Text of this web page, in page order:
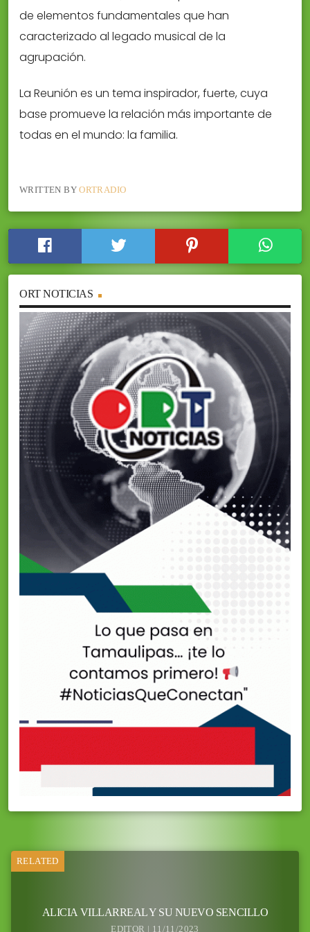
de elementos fundamentales que han
caracterizado al legado musical de la
agrupación.
La Reunión es un tema inspirador, fuerte, cuya
base promueve la relación más importante de
todas en el mundo: la familia.
WRITTEN BYORTRADIO
ORT NOTICIAS
RELATED
ALICIA VILLARREAL Y SU NUEVO SENCILLO
EDITOR | 11/11/2023